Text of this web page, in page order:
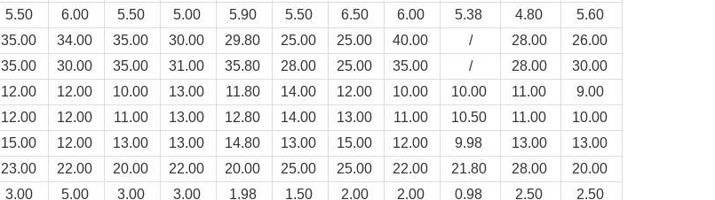
5.50 6.00 5.50 5.00 5.90 5.50 6.50 6.00 5.38 4.80
5.60
35.00 34.00 35.00 30.00 29.80 25.00 25.00 40.00 / 28.00
26.00
35.00 30.00 35.00 31.00 35.80 28.00 25.00 35.00 / 28.00
30.00
12.00 12.00 10.00 13.00 11.80 14.00 12.00 10.00 10.00 11.00
9.00
12.00 12.00 11.00 13.00 12.80 14.00 13.00 11.00 10.50 11.00
10.00
15.00 12.00 13.00 13.00 14.80 13.00 15.00 12.00 9.98 13.00
13.00
23.00 22.00 20.00 22.00 20.00 25.00 25.00 22.00 21.80 28.00
20.00
3.00 5.00 3.00 3.00 1.98 1.50 2.00 2.00 0.98 2.50
2.50